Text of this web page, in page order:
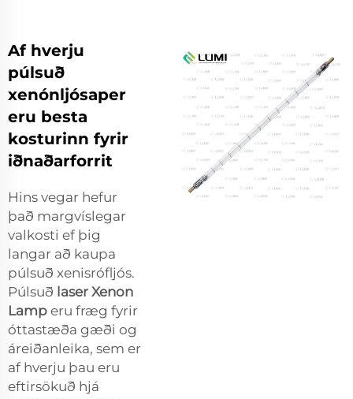
Af hverju
púlsuð
xenónljósaper
eru besta
kosturinn fyrir
iðnaðarforrit
Hins vegar hefur
það margvíslegar
valkosti ef þig
langar að kaupa
púlsuð xenisrófljós.
Púlsuð laser Xenon
Lamp eru fræg fyrir
óttastæða gæði og
áreiðanleika, sem er
af hverju þau eru
eftirsökuð hjá